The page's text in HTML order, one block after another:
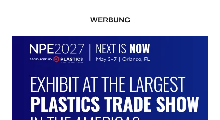
WERBUNG